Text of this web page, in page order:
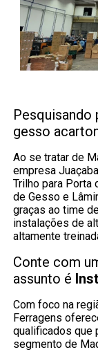
gesso
Ao se tratar de
empresa
Trilho para Porta
de Gesso e
graças ao time
instalações de
altamente
Conte com
assunto é
Com foco na
Ferragens
qualificados que
segmento de